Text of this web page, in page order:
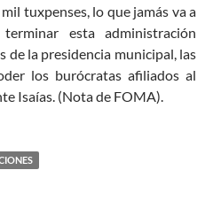
tuxpenses, lo que jamás va a
esta administración
de la presidencia municipal, las
los burócratas afiliados al
Isaías. (Nota de FOMA).